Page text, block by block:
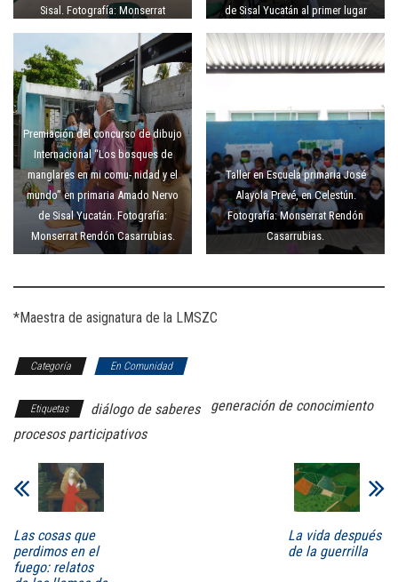
Sisal. Fotografía: Monserrat
Rendón Casarrubias.
de Sisal Yucatán al primer lugar
Hermione Yazziri Ortiz Trejo.
Fotografía: Monserrat Rendón
Casarrubias
Premiación del concurso de dibujo
Internacional “Los bosques de
manglares en mi comu- nidad y el
mundo” en primaria Amado Nervo
de Sisal Yucatán. Fotografía:
Monserrat Rendón Casarrubias.
Taller en Escuela primaria José
Alayola Prevé, en Celestún.
Fotografía: Monserrat Rendón
Casarrubias.
*Maestra de asignatura de la LMSZC
Categoría En Comunidad
Etiquetas diálogo de saberes
generación de conocimiento
procesos participativos
Las cosas que
perdimos en el
fuego: relatos
La vida después
de la guerrilla